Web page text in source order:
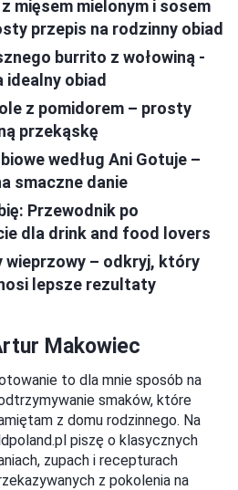
mięsem mielonym i sosem
przepis na rodzinny obiad
burrito z wołowiną -
idealny obiad
z pomidorem – prosty
przekąskę
według Ani Gotuje –
smaczne danie
Przewodnik po
dla drink and food lovers
wieprzowy – odkryj, który
lepsze rezultaty
Makowiec
to dla mnie sposób na
smaków, które
z domu rodzinnego. Na
piszę o klasycznych
zupach i recepturach
z pokolenia na